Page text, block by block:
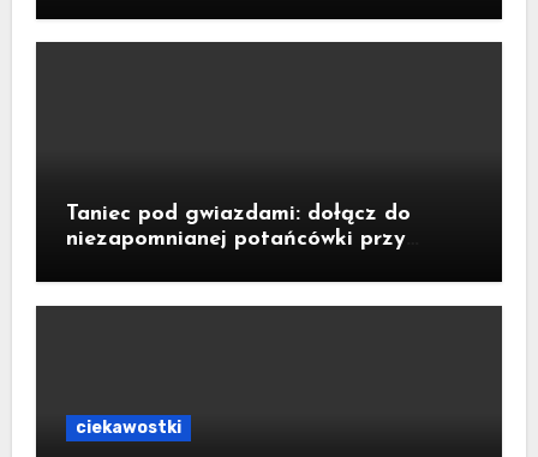
Taniec pod gwiazdami: dołącz do
niezapomnianej potańcówki przy
ciekawostki